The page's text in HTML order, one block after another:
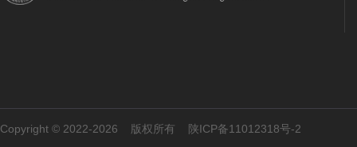
Copyright © 2022-2026 版权所有 陕ICP备11012318号-2